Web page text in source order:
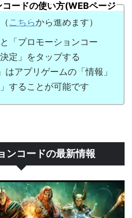
ードの使い方(WEBページ
こちらから進めます）
「プロモーションコー
定」をタップする
アプリゲームの「情報」
することが可能です
ンコードの最新情報